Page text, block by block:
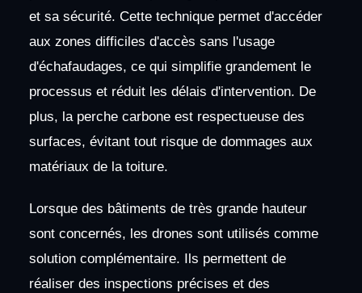
et sa sécurité. Cette technique permet d'accéder
aux zones difficiles d'accès sans l'usage
d'échafaudages, ce qui simplifie grandement le
processus et réduit les délais d'intervention. De
plus, la perche carbone est respectueuse des
surfaces, évitant tout risque de dommages aux
matériaux de la toiture.
Lorsque des bâtiments de très grande hauteur
sont concernés, les drones sont utilisés comme
solution complémentaire. Ils permettent de
réaliser des inspections précises et des